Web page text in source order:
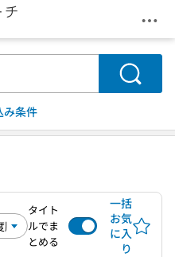
メ
検索
み条件
タイト
ルでま
とめる
一括
お気
に入
り